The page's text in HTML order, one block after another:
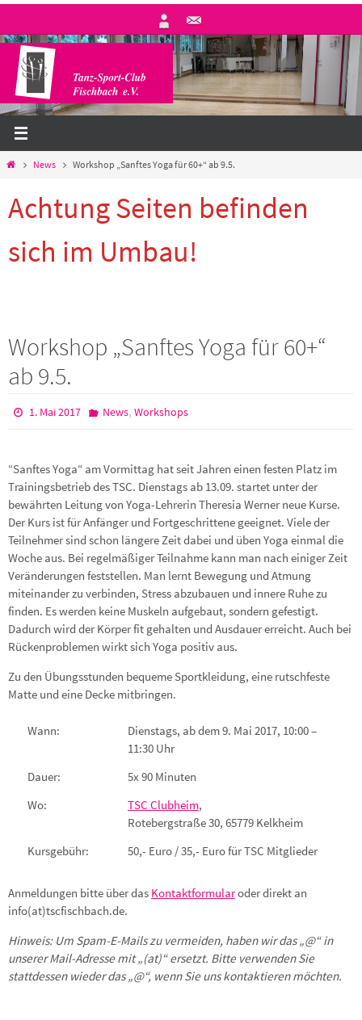
springen
StartNews Workshop „Sanftes Yoga für 60+“ ab 9.5.
Achtung Seiten befinden
sich im Umbau!
Workshop „Sanftes Yoga für 60+“
ab 9.5.
1. Mai 2017 News, Workshops
“Sanftes Yoga“ am Vormittag hat seit Jahren einen festen Platz im
Trainingsbetrieb des TSC. Dienstags ab 13.09. startet unter der
bewährten Leitung von Yoga-Lehrerin Theresia Werner neue Kurse.
Der Kurs ist für Anfänger und Fortgeschrittene geeignet. Viele der
Teilnehmer sind schon längere Zeit dabei und üben Yoga einmal die
Woche aus. Bei regelmäßiger Teilnahme kann man nach einiger Zeit
Veränderungen feststellen. Man lernt Bewegung und Atmung
miteinander zu verbinden, Stress abzubauen und innere Ruhe zu
finden. Es werden keine Muskeln aufgebaut, sondern gefestigt.
Dadurch wird der Körper fit gehalten und Ausdauer erreicht. Auch bei
Rückenproblemen wirkt sich Yoga positiv aus.
Zu den Übungsstunden bequeme Sportkleidung, eine rutschfeste
Matte und eine Decke mitbringen.
Wann:
Dienstags, ab dem 9. Mai 2017, 10:00 –
11:30 Uhr
Dauer:
5x 90 Minuten
Wo:
TSC Clubheim,
Rotebergstraße 30, 65779 Kelkheim
Kursgebühr:
50,- Euro / 35,- Euro für TSC Mitglieder
Anmeldungen bitte über das Kontaktformularoder direkt an
info(at)tscfischbach.de.
Hinweis: Um Spam-E-Mails zu vermeiden, haben wir das „@“ in
unserer Mail-Adresse mit „(at)“ ersetzt. Bitte verwenden Sie
stattdessen wieder das „@“, wenn Sie uns kontaktieren möchten.